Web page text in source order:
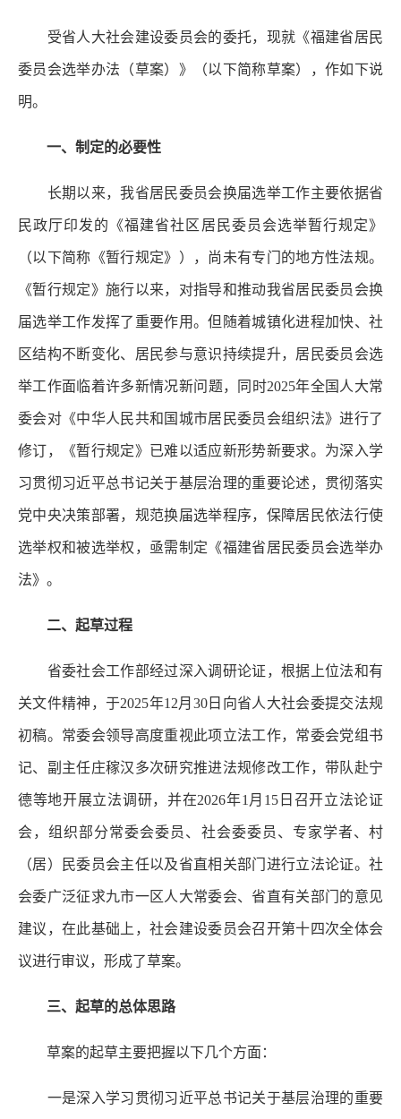
受省人大社会建设委员会的委托，现就《福建省居民
委员会选举办法（草案）》（以下简称草案），作如下说
明。
一、制定的必要性
长期以来，我省居民委员会换届选举工作主要依据省
民政厅印发的《福建省社区居民委员会选举暂行规定》
（以下简称《暂行规定》），尚未有专门的地方性法规。
《暂行规定》施行以来，对指导和推动我省居民委员会换
届选举工作发挥了重要作用。但随着城镇化进程加快、社
区结构不断变化、居民参与意识持续提升，居民委员会选
举工作面临着许多新情况新问题，同时2025年全国人大常
委会对《中华人民共和国城市居民委员会组织法》进行了
修订，《暂行规定》已难以适应新形势新要求。为深入学
习贯彻习近平总书记关于基层治理的重要论述，贯彻落实
党中央决策部署，规范换届选举程序，保障居民依法行使
选举权和被选举权，亟需制定《福建省居民委员会选举办
法》。
二、起草过程
省委社会工作部经过深入调研论证，根据上位法和有
关文件精神，于2025年12月30日向省人大社会委提交法规
初稿。常委会领导高度重视此项立法工作，常委会党组书
记、副主任庄稼汉多次研究推进法规修改工作，带队赴宁
德等地开展立法调研，并在2026年1月15日召开立法论证
会，组织部分常委会委员、社会委委员、专家学者、村
（居）民委员会主任以及省直相关部门进行立法论证。社
会委广泛征求九市一区人大常委会、省直有关部门的意见
建议，在此基础上，社会建设委员会召开第十四次全体会
议进行审议，形成了草案。
三、起草的总体思路
草案的起草主要把握以下几个方面：
一是深入学习贯彻习近平总书记关于基层治理的重要